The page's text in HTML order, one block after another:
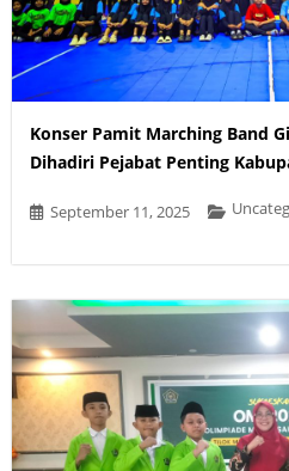
Konser Pamit Marching Band
Dihadiri Pejabat Penting
September 11, 2025